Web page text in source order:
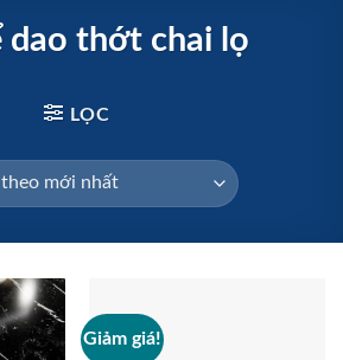
dao thớt chai lọ
LỌC
Giảm giá!